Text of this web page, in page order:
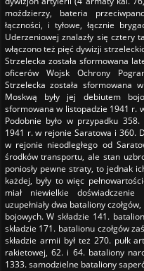
moździerzy, bateria
łączności, i tyłowe, łącznie
Uderzeniowej znalazły się cztery
włączono też pięć dywizji
Strzelecka została sformowana
oficerów Wojsk Ochrony
Strzelecka została sformowana
Moskwą były jej debiutem
sformowana w listopadzie 1941 r.
Podobnie było w przypadku
1941 r. w rejonie Saratowa i 360.
w rejonie nieodległego od
środków transportu, ale stan
poniosły pewne straty, to jednak
każdej, były to więc
miał niewielkie
uzupełniały dwa bataliony
bojowych. W składzie 141.
składzie 171. batalionu czołgów
składzie armii był też 270. pułk
rakietowej, 62. i 64. bataliony
1333. samodzielne bataliony